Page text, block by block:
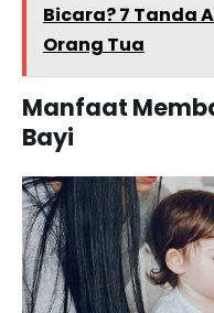
Bicara? 7 Tanda
Orang Tua
Manfaat
Bayi